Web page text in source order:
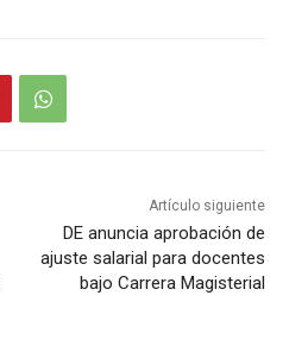
Artículo siguiente
DE anuncia aprobación de
ajuste salarial para docentes
bajo Carrera Magisterial